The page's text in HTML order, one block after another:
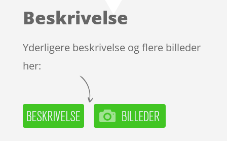
Beskrivelse
Yderligere beskrivelse og flere billeder
her: